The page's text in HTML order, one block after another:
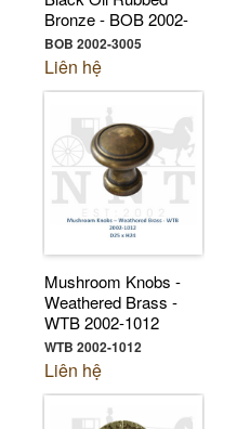
Bronze - BOB 2002-
3005
BOB 2002-3005
Liên hệ
Mushroom Knobs -
Weathered Brass -
WTB 2002-1012
WTB 2002-1012
Liên hệ